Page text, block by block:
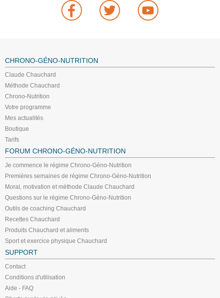
CHRONO-GÉNO-NUTRITION
Claude Chauchard
Méthode Chauchard
Chrono-Nutrition
Votre programme
Mes actualités
Boutique
Tarifs
FORUM CHRONO-GÉNO-NUTRITION
Je commence le régime Chrono-Géno-Nutrition
Premières semaines de régime Chrono-Géno-Nutrition
Moral, motivation et méthode Claude Chauchard
Questions sur le régime Chrono-Géno-Nutrition
Outils de coaching Chauchard
Recettes Chauchard
Produits Chauchard et aliments
Sport et exercice physique Chauchard
SUPPORT
Contact
Conditions d'utilisation
Aide - FAQ